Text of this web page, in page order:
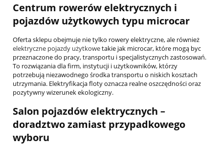
Centrum rowerów elektrycznych i
pojazdów użytkowych typu microcar
Oferta sklepu obejmuje nie tylko rowery elektryczne, ale również
elektryczne pojazdy użytkowetakie jak microcar, które mogą byc
przeznaczone do pracy, transportu i specjalistycznych zastosowań.
To rozwiązania dla firm, instytucji i użytkowników, którzy
potrzebują niezawodnego środka transportu o niskich kosztach
utrzymania. Elektryfikacja floty oznacza realne oszczędności oraz
pozytywny wizerunek ekologiczny.
Salon pojazdów elektrycznych –
doradztwo zamiast przypadkowego
wyboru